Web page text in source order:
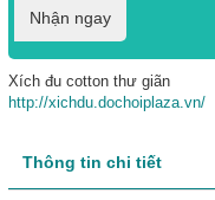
Nhận ngay
Xích đu cotton thư giãn
http://xichdu.dochoiplaza.vn/
Thông tin chi tiết